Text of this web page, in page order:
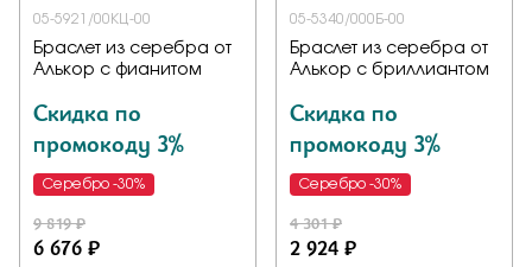
05-5921/00КЦ-00
Браслет из серебра от
Алькор с фианитом
Скидка по
промокоду 3%
Серебро -30%
9 819 ₽
6 676 ₽
05-5340/000Б-00
Браслет из серебра от
Алькор с бриллиантом
Скидка по
промокоду 3%
Серебро -30%
4 301 ₽
2 924 ₽